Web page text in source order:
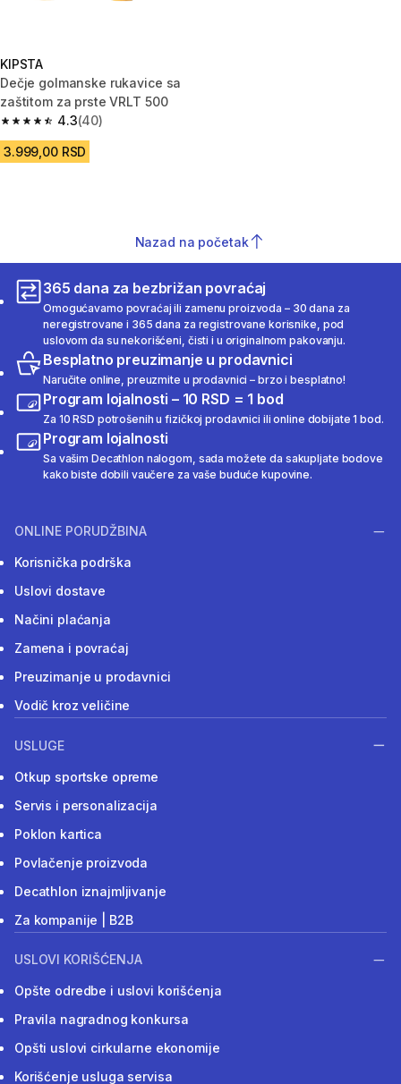
KIPSTA
Dečje golmanske rukavice sa
zaštitom za prste VRLT 500
4.3
4.3 od 5 zvezdica from 40 Recenzije
(40)
3.999,00 RSD
Nazad na početak
365 dana za bezbrižan povraćaj
Omogućavamo povraćaj ili zamenu proizvoda – 30 dana za
neregistrovane i 365 dana za registrovane korisnike, pod
uslovom da su nekorišćeni, čisti i u originalnom pakovanju.
Besplatno preuzimanje u prodavnici
Naručite online, preuzmite u prodavnici – brzo i besplatno!
Program lojalnosti – 10 RSD = 1 bod
Za 10 RSD potrošenih u fizičkoj prodavnici ili online dobijate 1 bod.
Program lojalnosti
Sa vašim Decathlon nalogom, sada možete da sakupljate bodove
kako biste dobili vaučere za vaše buduće kupovine.
ONLINE PORUDŽBINA
Korisnička podrška
Uslovi dostave
Načini plaćanja
Zamena i povraćaj
Preuzimanje u prodavnici
Vodič kroz veličine
USLUGE
Otkup sportske opreme
Servis i personalizacija
Poklon kartica
Povlačenje proizvoda
Decathlon iznajmljivanje
Za kompanije | B2B
USLOVI KORIŠĆENJA
Opšte odredbe i uslovi korišćenja
Pravila nagradnog konkursa
Opšti uslovi cirkularne ekonomije
Korišćenje usluga servisa